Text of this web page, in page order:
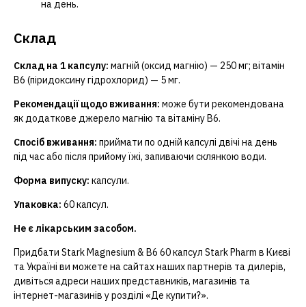
на день.
Склад
Склад на 1 капсулу: магній (оксид магнію) — 250 мг; вітамін
B6 (піридоксину гідрохлорид) — 5 мг.
Рекомендації щодо вживання: може бути рекомендована
як додаткове джерело магнію та вітаміну B6.
Спосіб вживання: приймати по одній капсулі двічі на день
під час або після прийому їжі, запиваючи склянкою води.
Форма випуску: капсули.
Упаковка: 60 капсул.
Не є лікарським засобом.
Придбати Stark Magnesium & B6 60 капсул Stark Pharm в Києві
та Україні ви можете на сайтах наших партнерів та дилерів,
дивіться адреси наших представників, магазинів та
інтернет-магазинів у розділі «Де купити?».